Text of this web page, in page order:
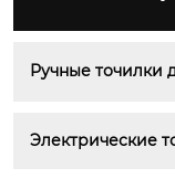
Ручные точилки
Электрические